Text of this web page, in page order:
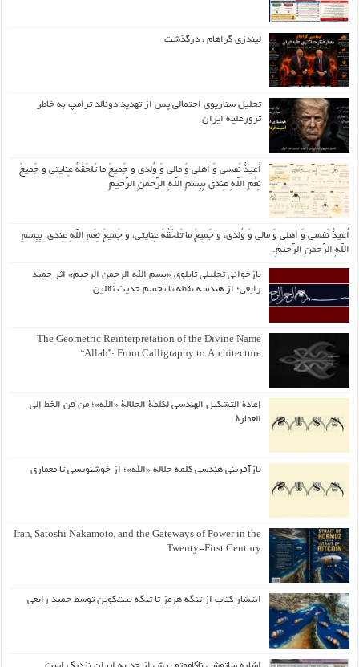
لیندزی گراهام ، درگذشت
تحلیل سناریوی احتمالی پس از تهدید دونالد ترامپ به خاطر
ترورعلیه ایران
اُعیذُ نَفسی وَ أهلی وَ مالی وَ وُلدی و جَمیعَ ما تَلحَقُهُ عِنایتی و جَمیعَ
نِعَمِ اللّهِ عِندی بِبِسمِ اللّهِ الرَّحمنِ الرَّحیمِ
اُعیذُ نَفسی وَ أهلی وَ مالی وَ وُلدی، و جَمیعَ ما تَلحَقُهُ عِنایتی، و جَمیعَ نِعَمِ اللّهِ عِندی، بِبِسمِ
اللّهِ الرَّحمنِ الرَّحیمِ.
بازخوانی تحلیلی تابلوی «بسم الله الرحمن الرحیم» اثر حمید
رابعی؛ از هندسه نقطه تا تجسم حدیث ثقلین
The Geometric Reinterpretation of the Divine Name
“Allah”: From Calligraphy to Architecture
إعادة التشكيل الهندسي لكلمة الجلالة «الله»؛ من فن الخط إلى
العمارة
بازآفرینی هندسی کلمه جلاله «الله»؛ از خوشنویسی تا معماری
Iran, Satoshi Nakamoto, and the Gateways of Power in the
Twenty-First Century
انتشار کتاب از تنگه هرمز تا تنگه بیت‌کوین توسط حمید رابعی